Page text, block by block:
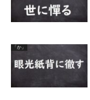
「か」